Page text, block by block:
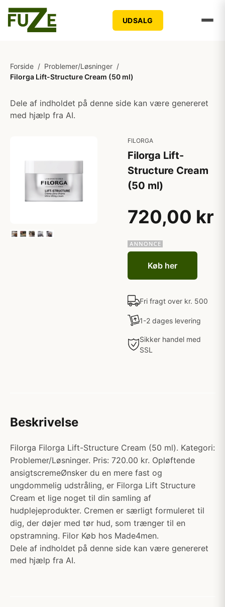
UDSALG
Forside / Problemer/Løsninger /
Filorga Lift-Structure Cream (50 ml)
Dele af indholdet på denne side kan være genereret
med hjælp fra AI.
FILORGA
Filorga Lift-
Structure Cream
(50 ml)
720,00 kr
Køb her
Fri fragt over kr. 500
1-2 dages levering
Sikker handel med
SSL
Beskrivelse
Filorga Filorga Lift-Structure Cream (50 ml). Kategori:
Problemer/Løsninger. Pris: 720.00 kr. Opløftende
ansigtscremeØnsker du en mere fast og
ungdommelig udstråling, er Filorga Lift Structure
Cream et lige noget til din samling af
hudplejeprodukter. Cremen er særligt formuleret til
dig, der døjer med tør hud, som trænger til en
opstramning. Filor Køb hos Made4men.
Dele af indholdet på denne side kan være genereret
med hjælp fra AI.